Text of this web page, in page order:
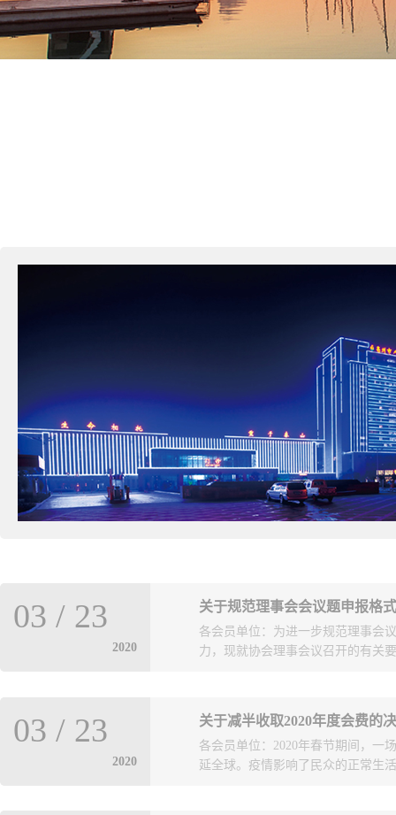
关于规范理事会会议题申报格
2020
03 / 23
各会员单位：为进一步规范理事会
力，现就协会理事会议召开的有关
关于理事会召开频次、形式等有关
均可填写《青岛市勘察设计协会理
对议题进行汇总,经秘书长审核后,
报表单应于每月20日前通过电子邮
关于减半收取2020年度会费的
2020
03 / 23
各会员单位：2020年春节期间，一
延全球。疫情影响了民众的正常生